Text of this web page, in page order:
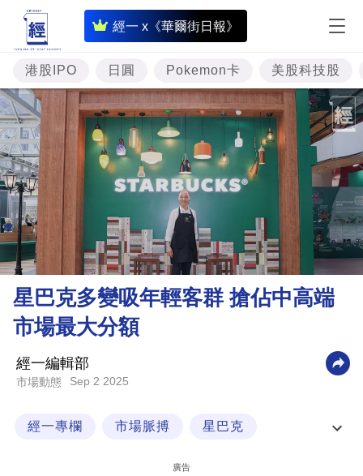
經一 x《華爾街日報》
即
時
財
經
專
題
投
樓
市
理
財
商
科
港股IPO 日圓 Pokemon卡 美股科技股
星巴克多變吸年輕客群 搶佔中高端
市場最大分額
經一編輯部
市場動態 Sep 2 2025
經一專欄 市場脈搏 星巴克
廣告